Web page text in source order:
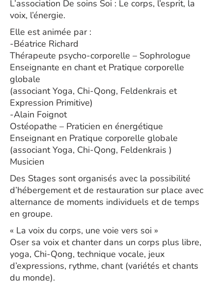
L’association De soins Soi : Le corps, l’esprit, la
voix, l’énergie.
Elle est animée par :
-Béatrice Richard
Thérapeute psycho-corporelle – Sophrologue
Enseignante en chant et Pratique corporelle
globale
(associant Yoga, Chi-Qong, Feldenkrais et
Expression Primitive)
-Alain Foignot
Ostéopathe – Praticien en énergétique
Enseignant en Pratique corporelle globale
(associant Yoga, Chi-Qong, Feldenkrais )
Musicien
Des Stages sont organisés avec la possibilité
d’hébergement et de restauration sur place avec
alternance de moments individuels et de temps
en groupe.
« La voix du corps, une voie vers soi »
Oser sa voix et chanter dans un corps plus libre,
yoga, Chi-Qong, technique vocale, jeux
d’expressions, rythme, chant (variétés et chants
du monde).